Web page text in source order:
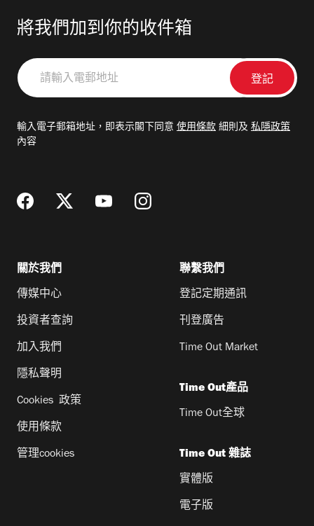
將我們加到你的收件箱
請
輸
郵
輸入電子郵箱地址，即表示閣下同意 使用條款 細則及 私隱政策
內容
關於我們
傳媒中心
投資者查詢
加入我們
隱私聲明
Cookies 政策
使用條款
管理cookies
聯繫我們
登記定期通訊
刊登廣告
Time Out Market
Time Out產品
Time Out全球
Time Out 雜誌
實體版
電子版